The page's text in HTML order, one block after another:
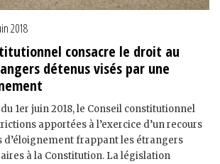
2018
consacre le droit au
détenus visés par une
1er juin 2018, le Conseil constitutionnel
apportées à l’exercice d’un recours
d’éloignement frappant les étrangers
à la Constitution. La législation